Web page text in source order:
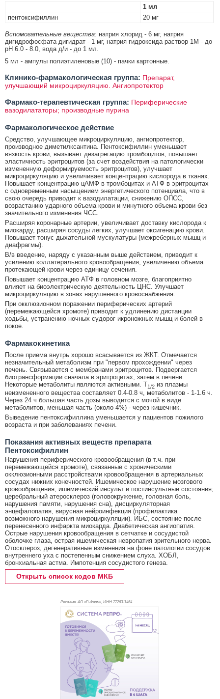
1 мл
пентоксифиллин
20 мг
Вспомогательные вещества: натрия хлорид - 6 мг, натрия
дигидрофосфата дигидрат - 1 мг, натрия гидроксида раствор 1М - до
pH 6.0 - 8.0, вода д/и - до 1 мл.
5 мл - ампулы полиэтиленовые (10) - пачки картонные.
Клинико-фармакологическая группа: Препарат,
улучшающий микроциркуляцию. Ангиопротектор
Фармако-терапевтическая группа: Периферические
вазодилататоры; производные пурина
Фармакологическое действие
Средство, улучшающее микроциркуляцию, ангиопротектор,
производное диметилксантина. Пентоксифиллин уменьшает
вязкость крови, вызывает дезагрегацию тромбоцитов, повышает
эластичность эритроцитов (за счет воздействия на патологически
измененную деформируемость эритроцитов), улучшает
микроциркуляцию и увеличивает концентрацию кислорода в тканях.
Повышает концентрацию цАМФ в тромбоцитах и АТФ в эритроцитах
с одновременным насыщением энергетического потенциала, что в
свою очередь приводит к вазодилатации, снижению ОПСС,
возрастанию ударного объема крови и минутного объема крови без
значительного изменения ЧСС.
Расширяя коронарные артерии, увеличивает доставку кислорода к
миокарду, расширяя сосуды легких, улучшает оксигенацию крови.
Повышает тонус дыхательной мускулатуры (межреберных мышц и
диафрагмы).
В/в введение, наряду с указанным выше действием, приводит к
усилению коллатерального кровообращения, увеличению объема
протекающей крови через единицу сечения.
Повышает концентрацию АТФ в головном мозге, благоприятно
влияет на биоэлектрическую деятельность ЦНС. Улучшает
микроциркуляцию в зонах нарушенного кровоснабжения.
При окклюзионном поражении периферических артерий
(перемежающейся хромоте) приводит к удлинению дистанции
ходьбы, устранению ночных судорог икроножных мышц и болей в
покое.
Фармакокинетика
После приема внутрь хорошо всасывается из ЖКТ. Отмечается
незначительный метаболизм при "первом прохождении" через
печень. Связывается с мембранами эритроцитов. Подвергается
биотрансформации сначала в эритроцитах, затем в печени.
Некоторые метаболиты являются активными. T1/2 из плазмы
неизмененного вещества составляет 0.4-0.8 ч, метаболитов - 1-1.6 ч.
Через 24 ч большая часть дозы выводится с мочой в виде
метаболитов, меньшая часть (около 4%) - через кишечник.
Выведение пентоксифиллина уменьшается у пациентов пожилого
возраста и при заболеваниях печени.
Показания активных веществ препарата
Пентоксифиллин
Нарушения периферического кровообращения (в т.ч. при
перемежающейся хромоте), связанные с хроническими
окклюзионными расстройствами кровообращения в артериальных
сосудах нижних конечностей. Ишемическое нарушение мозгового
кровообращения, ишемический инсульт и постинсультные состояния;
церебральный атеросклероз (головокружение, головная боль,
нарушения памяти, нарушения сна), дисциркуляторная
энцефалопатия, вирусная нейроинфекция (профилактика
возможного нарушения микроциркуляции). ИБС, состояние после
перенесенного инфаркта миокарда. Диабетическая ангиопатия.
Острые нарушения кровообращения в сетчатке и сосудистой
оболочке глаза, острая ишемическая невропатия зрительного нерва.
Отосклероз, дегенеративные изменения на фоне патологии сосудов
внутреннего уха с постепенным снижением слуха. ХОБЛ,
бронхиальная астма. Импотенция сосудистого генеза.
Открыть список кодов МКБ
Реклама. АО «Р-Фарм», ИНН 7726311464